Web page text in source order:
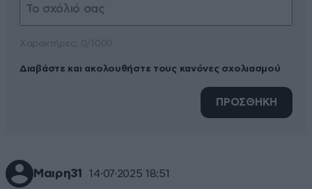
Διαβάστε και ακολουθήστε τους κανόνες σχολιασμού
ΠΡΟΣΘΗΚΗ
Μαιρη31 14·07·2025 18:51